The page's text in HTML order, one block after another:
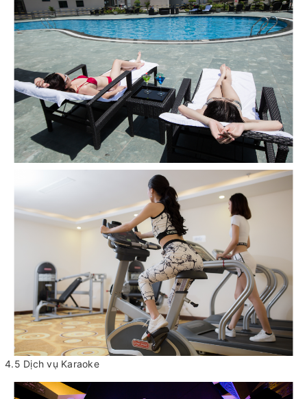
4.5 Dịch vụ Karaoke